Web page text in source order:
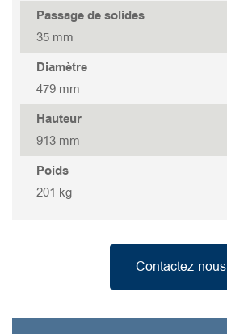
GOVOX-G 337
GOVOX-G 322
GOVOX 315
GOVOX 315 S
GOVOX 204
Passage de solides
35 mm
Diamètre
479 mm
Hauteur
913 mm
Poids
201 kg
Contactez-nous